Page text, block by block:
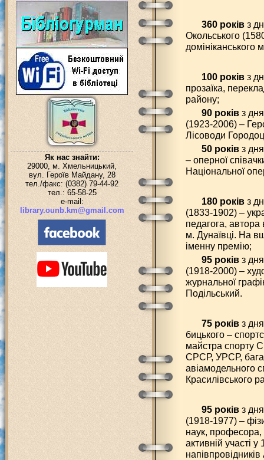
Як нас знайти:
29000, м. Хмельницький,
вул. Героїв Майдану, 28
тел./факс: (0382) 79-44-92
тел.: 65-58-25
e-mail:
library.ounb.km@gmail.com
360 роківз
Окольського
100 роківз
прозаїка,
району;
90 роківз
(1923-2006) –
Лісоводи
50 роківз
– оперної
Національної
180 роківз
(1833-1902) –
педагога, автора
м. Дунаївці. На
іменну премію;
95 роківз
(1918-2000) –
журнальної
Подільський.
75 роківз
бицького –
майстра спорту
СРСР, УРСР,
авіамодельного
Красилівського
95 роківз
(1918-1977) –
наук,
активній участі